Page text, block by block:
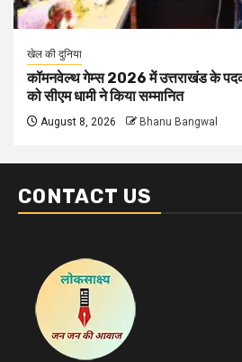
खेल की दुनिया
कॉमनवेल्थ गेम्स 2026 में उत्तराखंड के
को सीएम धामी ने किया सम्मानित
August 8, 2026 Bhanu Bangwal
CONTACT US